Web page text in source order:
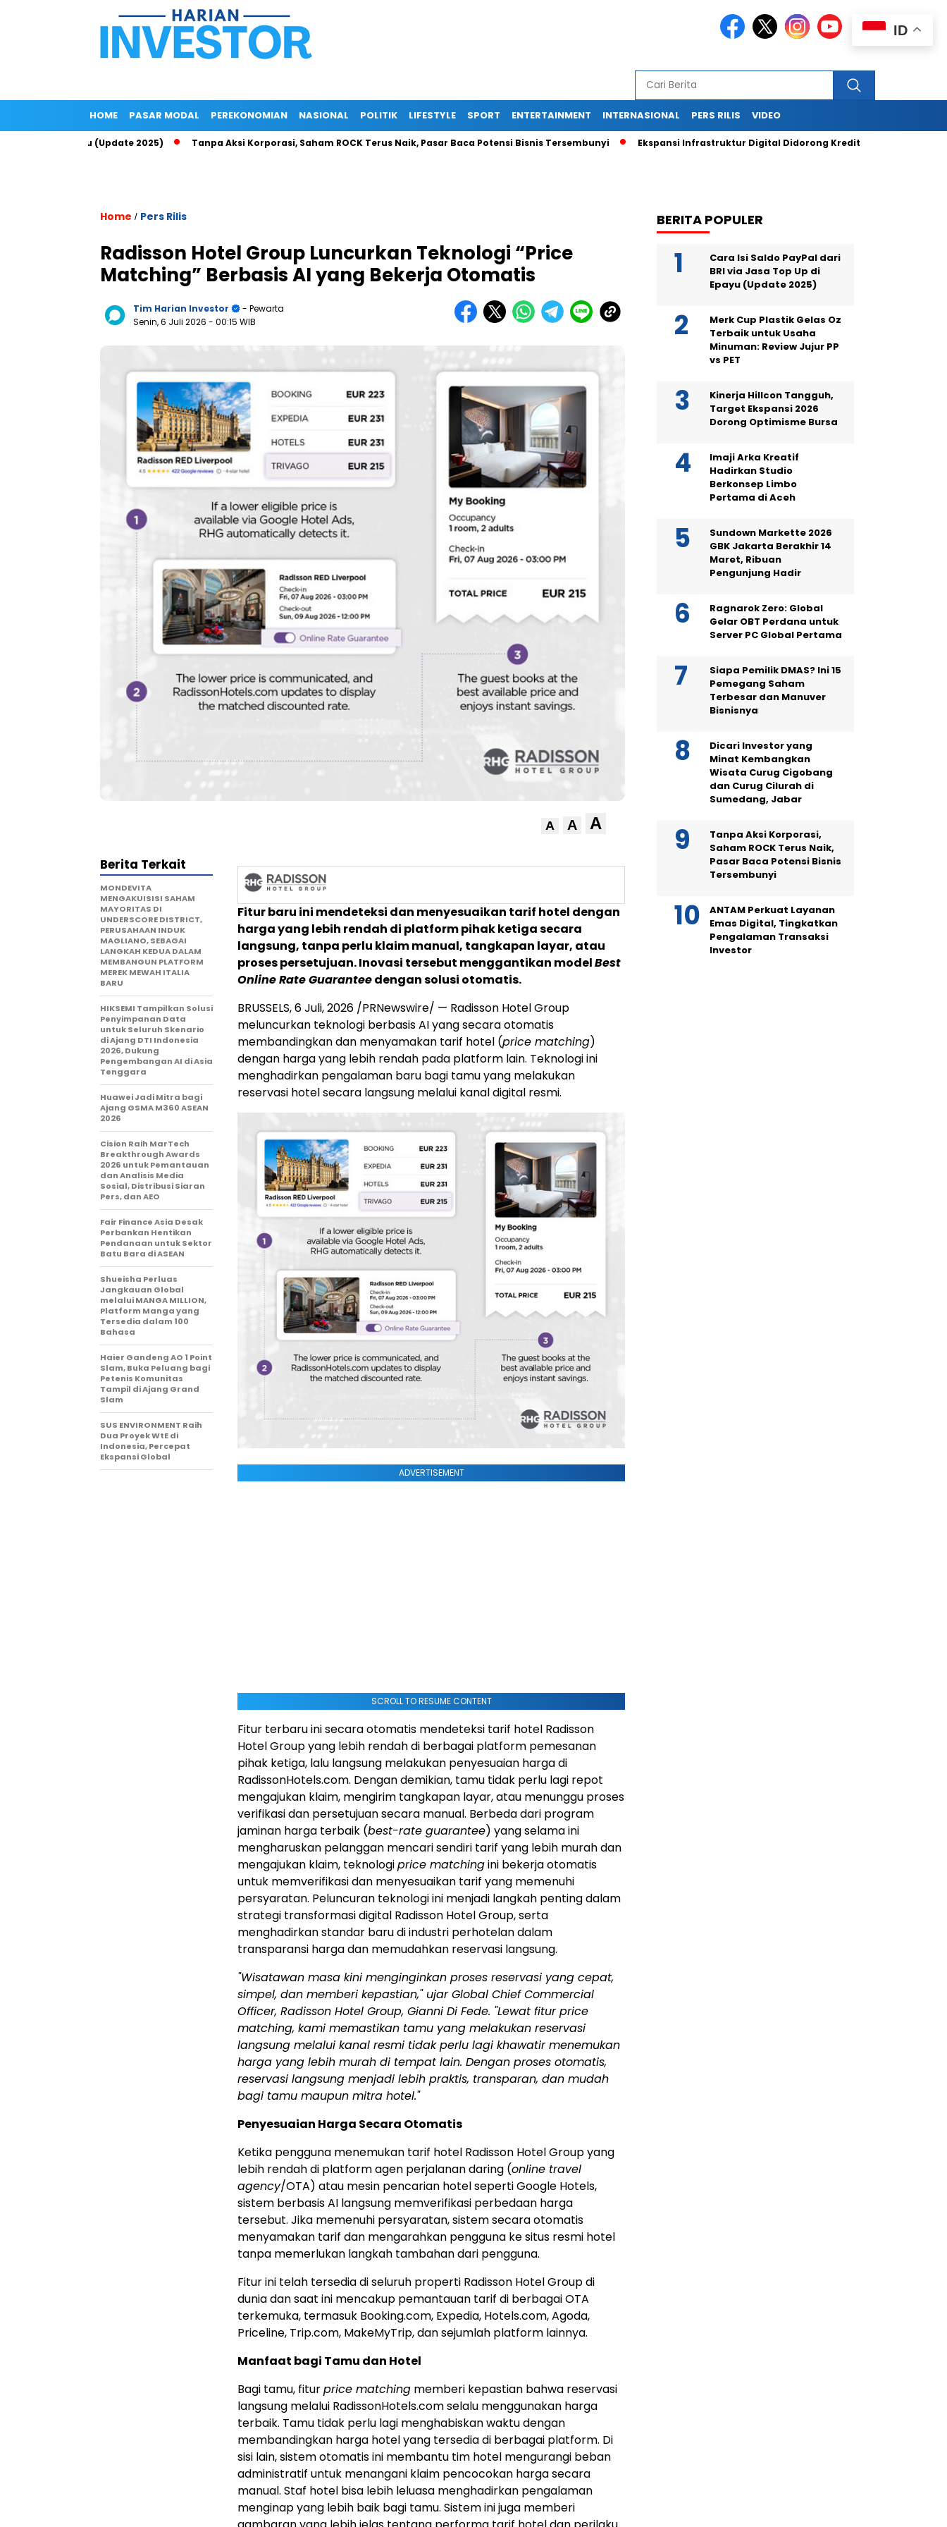
HOME PASAR MODAL PEREKONOMIAN NASIONAL POLITIK LIFESTYLE SPORT ENTERTAINMENT INTERNASIONAL PERS RILIS VIDEO
di Epayu (Update 2025) Tanpa Aksi Korporasi, Saham ROCK Terus Naik, Pasar Baca Potensi Bisnis Tersembunyi Ekspansi Infrastruktur Digital Didorong Kredit Rp400 Miliar TOWR dari
Home / Pers Rilis
Radisson Hotel Group Luncurkan Teknologi “Price
Matching” Berbasis AI yang Bekerja Otomatis
Tim Harian Investor
- Pewarta
Senin, 6 Juli 2026 - 00:15 WIB
A A A
Fitur baru ini mendeteksi dan menyesuaikan tarif hotel dengan
harga yang lebih rendah di platform pihak ketiga secara
langsung, tanpa perlu klaim manual, tangkapan layar, atau
proses persetujuan. Inovasi tersebut menggantikan modelBest
Online Rate Guaranteedengan solusi otomatis.
BRUSSELS,6 Juli, 2026 /PRNewswire/ — Radisson Hotel Group
meluncurkan teknologi berbasis AI yang secara otomatis
membandingkan dan menyamakan tarif hotel (price matching)
dengan harga yang lebih rendah pada platform lain. Teknologi ini
menghadirkan pengalaman baru bagi tamu yang melakukan
reservasi hotel secara langsung melalui kanal digital resmi.
ADVERTISEMENT
SCROLL TO RESUME CONTENT
Fitur terbaru ini secara otomatis mendeteksi tarif hotel Radisson
Hotel Group yang lebih rendah di berbagai platform pemesanan
pihak ketiga, lalu langsung melakukan penyesuaian harga di
RadissonHotels.com. Dengan demikian, tamu tidak perlu lagi repot
mengajukan klaim, mengirim tangkapan layar, atau menunggu proses
verifikasi dan persetujuan secara manual. Berbeda dari program
jaminan harga terbaik (best-rate guarantee) yang selama ini
mengharuskan pelanggan mencari sendiri tarif yang lebih murah dan
mengajukan klaim, teknologiprice matchingini bekerja otomatis
untuk memverifikasi dan menyesuaikan tarif yang memenuhi
persyaratan. Peluncuran teknologi ini menjadi langkah penting dalam
strategi transformasi digital Radisson Hotel Group, serta
menghadirkan standar baru di industri perhotelan dalam
transparansi harga dan memudahkan reservasi langsung.
"Wisatawan masa kini menginginkan proses reservasi yang cepat,
simpel, dan memberi kepastian," ujar Global Chief Commercial
Officer, Radisson Hotel Group, Gianni Di Fede. "Lewat fitur price
matching, kami memastikan tamu yang melakukan reservasi
langsung melalui kanal resmi tidak perlu lagi khawatir menemukan
harga yang lebih murah di tempat lain. Dengan proses otomatis,
reservasi langsung menjadi lebih praktis, transparan, dan mudah
bagi tamu maupun mitra hotel."
Penyesuaian Harga Secara Otomatis
Ketika pengguna menemukan tarif hotel Radisson Hotel Group yang
lebih rendah di platform agen perjalanan daring (online travel
agency/OTA) atau mesin pencarian hotel seperti Google Hotels,
sistem berbasis AI langsung memverifikasi perbedaan harga
tersebut. Jika memenuhi persyaratan, sistem secara otomatis
menyamakan tarif dan mengarahkan pengguna ke situs resmi hotel
tanpa memerlukan langkah tambahan dari pengguna.
Fitur ini telah tersedia di seluruh properti Radisson Hotel Group di
dunia dan saat ini mencakup pemantauan tarif di berbagai OTA
terkemuka, termasuk Booking.com, Expedia, Hotels.com, Agoda,
Priceline, Trip.com, MakeMyTrip, dan sejumlah platform lainnya.
Manfaat bagi Tamu dan Hotel
Bagi tamu, fiturprice matching memberi kepastian bahwa reservasi
langsung melalui RadissonHotels.com selalu menggunakan harga
terbaik. Tamu tidak perlu lagi menghabiskan waktu dengan
membandingkan harga hotel yang tersedia di berbagai platform. Di
sisi lain, sistem otomatis ini membantu tim hotel mengurangi beban
administratif untuk menangani klaim pencocokan harga secara
manual. Staf hotel bisa lebih leluasa menghadirkan pengalaman
menginap yang lebih baik bagi tamu. Sistem ini juga memberi
Berita Terkait
MONDEVITA
MENGAKUISISI SAHAM
MAYORITAS DI
UNDERSCORE DISTRICT,
PERUSAHAAN INDUK
MAGLIANO, SEBAGAI
LANGKAH KEDUA DALAM
MEMBANGUN PLATFORM
MEREK MEWAH ITALIA
BARU
HIKSEMI Tampilkan Solusi
Penyimpanan Data
untuk Seluruh Skenario
di Ajang DTI Indonesia
2026, Dukung
Pengembangan AI di Asia
Tenggara
Huawei Jadi Mitra bagi
Ajang GSMA M360 ASEAN
2026
Cision Raih MarTech
Breakthrough Awards
2026 untuk Pemantauan
dan Analisis Media
Sosial, Distribusi Siaran
Pers, dan AEO
Fair Finance Asia Desak
Perbankan Hentikan
Pendanaan untuk Sektor
Batu Bara di ASEAN
Shueisha Perluas
Jangkauan Global
melalui MANGA MILLION,
Platform Manga yang
Tersedia dalam 100
Bahasa
Haier Gandeng AO 1 Point
Slam, Buka Peluang bagi
Petenis Komunitas
Tampil di Ajang Grand
Slam
SUS ENVIRONMENT Raih
Dua Proyek WtE di
Indonesia, Percepat
Ekspansi Global
BERITA POPULER
Cara Isi Saldo PayPal dari
BRI via Jasa Top Up di
Epayu (Update 2025)
Merk Cup Plastik Gelas Oz
Terbaik untuk Usaha
Minuman: Review Jujur PP
vs PET
Kinerja Hillcon Tangguh,
Target Ekspansi 2026
Dorong Optimisme Bursa
Imaji Arka Kreatif
Hadirkan Studio
Berkonsep Limbo
Pertama di Aceh
Sundown Markette 2026
GBK Jakarta Berakhir 14
Maret, Ribuan
Pengunjung Hadir
Ragnarok Zero: Global
Gelar OBT Perdana untuk
Server PC Global Pertama
Siapa Pemilik DMAS? Ini 15
Pemegang Saham
Terbesar dan Manuver
Bisnisnya
Dicari Investor yang
Minat Kembangkan
Wisata Curug Cigobang
dan Curug Cilurah di
Sumedang, Jabar
Tanpa Aksi Korporasi,
Saham ROCK Terus Naik,
Pasar Baca Potensi Bisnis
Tersembunyi
ANTAM Perkuat Layanan
Emas Digital, Tingkatkan
Pengalaman Transaksi
Investor
ID